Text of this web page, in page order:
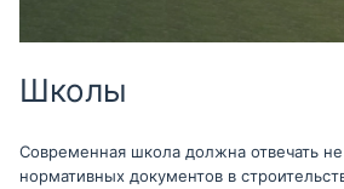
Школы
Современная школа должна отвечать
нормативных документов в